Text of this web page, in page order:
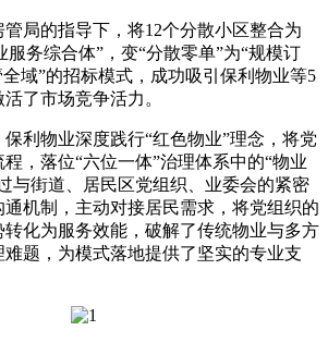
的指导下，将12个分散小区整合为
服务综合体”，变“分散零单”为“规模订
域”的招标模式，成功吸引保利物业等5
了市场竞争活力。
物业深度践行“红色物业”理念，将党
，落位“六位一体”治理体系中的“物业
与街道、居民区党组织、业委会的紧密
机制，主动对接居民需求，将党组织的
化为服务效能，破解了传统物业与多方
题，为模式落地提供了坚实的专业支